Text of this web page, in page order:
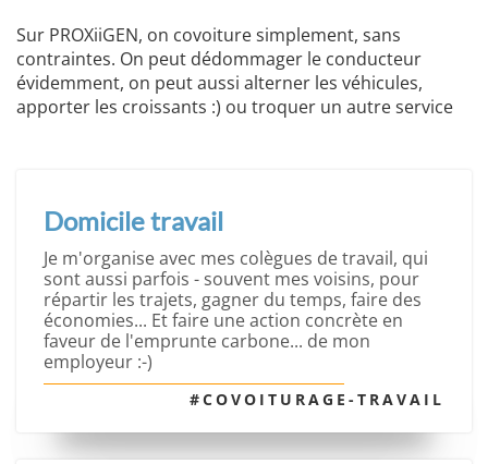
Sur PROXiiGEN, on covoiture simplement, sans
contraintes. On peut dédommager le conducteur
évidemment, on peut aussi alterner les véhicules,
apporter les croissants :) ou troquer un autre service
Domicile travail
Je m'organise avec mes colègues de travail, qui
sont aussi parfois - souvent mes voisins, pour
répartir les trajets, gagner du temps, faire des
économies... Et faire une action concrète en
faveur de l'emprunte carbone... de mon
employeur :-)
#COVOITURAGE-TRAVAIL